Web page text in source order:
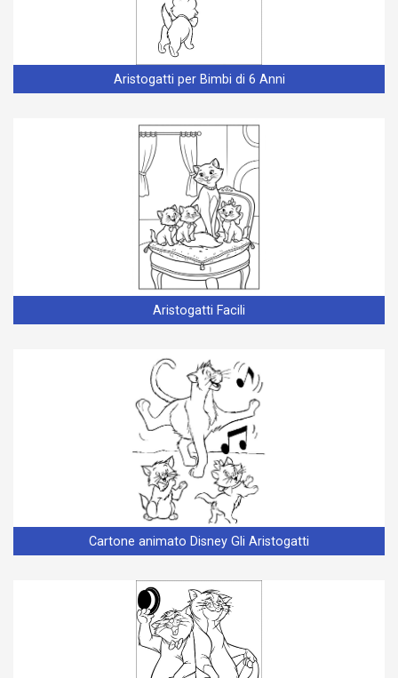
Aristogatti per Bimbi di 6 Anni
Aristogatti Facili
Cartone animato Disney Gli Aristogatti